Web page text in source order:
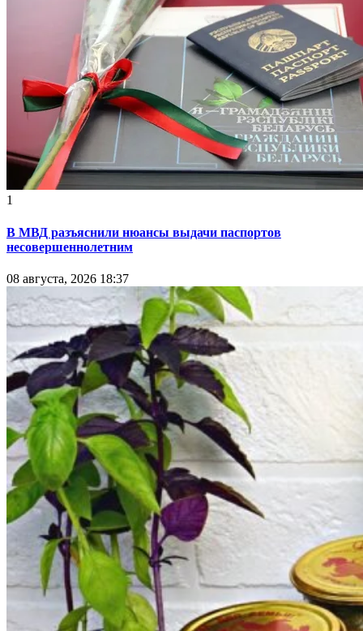
1
В МВД разъяснили нюансы выдачи паспортов
несовершеннолетним
08 августа, 2026 18:37